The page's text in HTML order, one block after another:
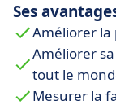
Ses
Améliorer la
Améliorer
tout le
Mesurer la